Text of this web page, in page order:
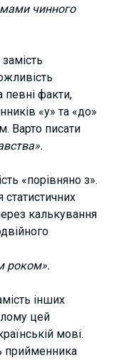
чинного
певні факти,
«у» та «до»
Варто писати
«порівняно з».
калькування
роком».
інших
цей
мові.
прийменника